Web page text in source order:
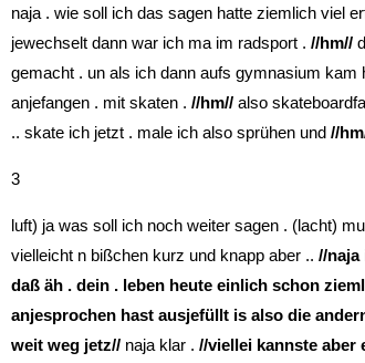
naja . wie soll ich das sagen hatte ziemlich viel
jewechselt dann war ich ma im radsport . //hm//
gemacht . un als ich dann aufs gymnasium kam
anjefangen . mit skaten . //hm// also
.. skate ich jetzt . male ich also sprühen und //
3
luft) ja was soll ich noch weiter sagen . (lacht)
vielleicht n bißchen kurz und knapp aber .. //
daß äh . dein . leben heute einlich schon
anjesprochen hast ausjefüllt is also die
weit weg jetz// naja klar . //viellei kannste aber